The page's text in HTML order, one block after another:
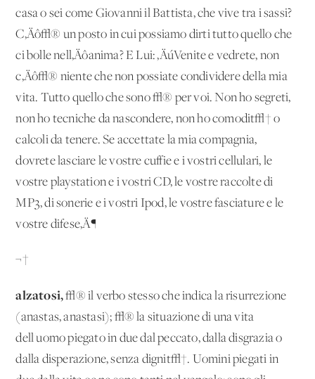
casa o sei come Giovanni il Battista, che vive tra i sassi?
C‚Äô√® un posto in cui possiamo dirti tutto quello che
ci bolle nell‚Äôanima? E Lui: ‚ÄúVenite e vedrete, non
c‚Äô√® niente che non possiate condividere della mia
vita. Tutto quello che sono √® per voi. Non ho segreti,
non ho tecniche da nascondere, non ho comodit√† o
calcoli da tenere. Se accettate la mia compagnia,
dovrete lasciare le vostre cuffie e i vostri cellulari, le
vostre playstation e i vostri CD, le vostre raccolte di
MP3, di sonerie e i vostri Ipod, le vostre fasciature e le
vostre difese‚Ä¶
¬†
alzatosi,√® il verbo stesso che indica la risurrezione
(anastas, anastasi); √® la situazione di una vita
dell'uomo piegato in due dal peccato, dalla disgrazia o
dalla disperazione, senza dignit√†. Uomini piegati in